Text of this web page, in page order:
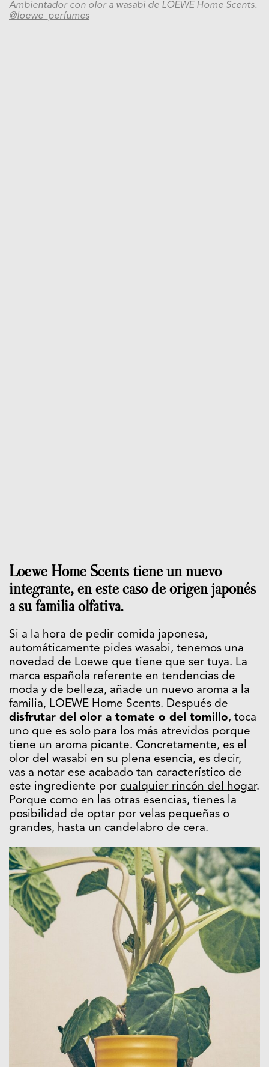
Ambientador con olor a wasabi de LOEWE Home Scents.
@loewe_perfumes
Loewe Home Scents tiene un nuevo
integrante, en este caso de origen japonés
a su familia olfativa.
Si a la hora de pedir comida japonesa,
automáticamente pides wasabi, tenemos una
novedad de Loewe que tiene que ser tuya. La
marca española referente en tendencias de
moda y de belleza, añade un nuevo aroma a la
familia, LOEWE Home Scents. Después de
disfrutar del olor a tomate o del tomillo, toca
uno que es solo para los más atrevidos porque
tiene un aroma picante. Concretamente, es el
olor del wasabi en su plena esencia, es decir,
vas a notar ese acabado tan característico de
este ingrediente por cualquier rincón del hogar.
Porque como en las otras esencias, tienes la
posibilidad de optar por velas pequeñas o
grandes, hasta un candelabro de cera.